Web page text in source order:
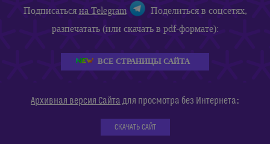
Подписатьсяна Telegram
Поделиться в соцсетях,
разпечатать (или скачать в pdf-формате):
ВСЕ СТРАНИЦЫ САЙТА
Архивная версия Сайта для просмотра без Интернета:
СКАЧАТЬ САЙТ